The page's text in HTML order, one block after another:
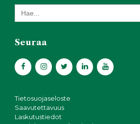
Search
for:
Seuraa
Tietosuojaseloste
Saavutettavuus
Laskutustiedot